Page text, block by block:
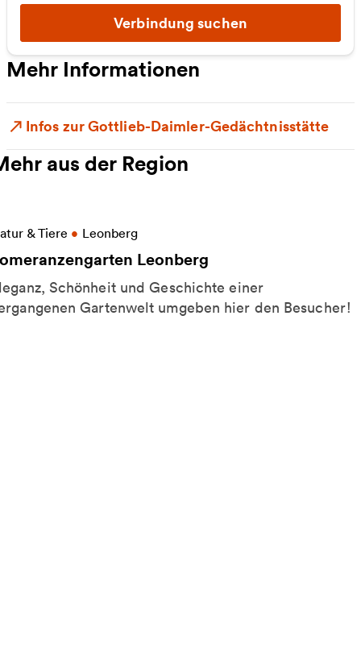
Verbindung suchen
Mehr Informationen
Infos zur Gottlieb-Daimler-Gedächtnisstätte
aus der Region
& Tiere • Leonberg
Leonberg
Schönheit und Geschichte einer
Gartenwelt umgeben hier den Besucher!
Informationen zu Pomeranzengarten